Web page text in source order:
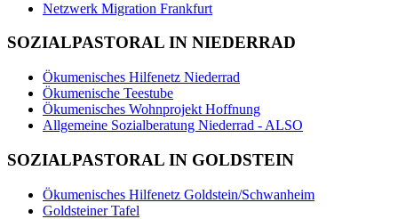
Netzwerk Migration Frankfurt
SOZIALPASTORAL IN NIEDERRAD
Ökumenisches Hilfenetz Niederrad
Ökumenische Teestube
Ökumenisches Wohnprojekt Hoffnung
Allgemeine Sozialberatung Niederrad - ALSO
SOZIALPASTORAL IN GOLDSTEIN
Ökumenisches Hilfenetz Goldstein/Schwanheim
Goldsteiner Tafel